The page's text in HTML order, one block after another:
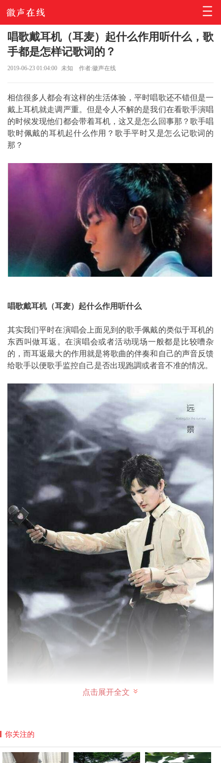
唱歌戴耳机（耳麦）起什么作用听什么，歌
手都是怎样记歌词的？
2019-06-23 01:04:00 未知 作者:徽声在线
相信很多人都会有这样的生活体验，平时唱歌还不错但是一
戴上耳机就走调严重。但是令人不解的是我们在看歌手演唱
的时候发现他们都会带着耳机，这又是怎么回事那？歌手唱
歌时佩戴的耳机起什么作用？歌手平时又是怎么记歌词的
那？
唱歌戴耳机（耳麦）起什么作用听什么
其实我们平时在演唱会上面见到的歌手佩戴的类似于耳机的
东西叫做耳返。在演唱会或者活动现场一般都是比较嘈杂
的，而耳返最大的作用就是将歌曲的伴奏和自己的声音反馈
给歌手以便歌手监控自己是否出现跑調或者音不准的情况。
耳返导演可以将指令及时发送给歌手以应对不同的状况。当
然在舞台上也会有一些歌手不佩戴耳返，比如林俊杰和杜丽
莎就出现过不带耳返的情况，这就需要歌手本人有极强的唱
点击展开全文
你关注的